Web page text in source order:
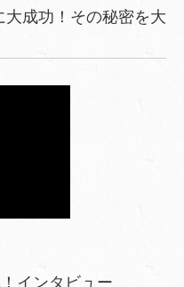
成功！その秘密を大
インタビュー